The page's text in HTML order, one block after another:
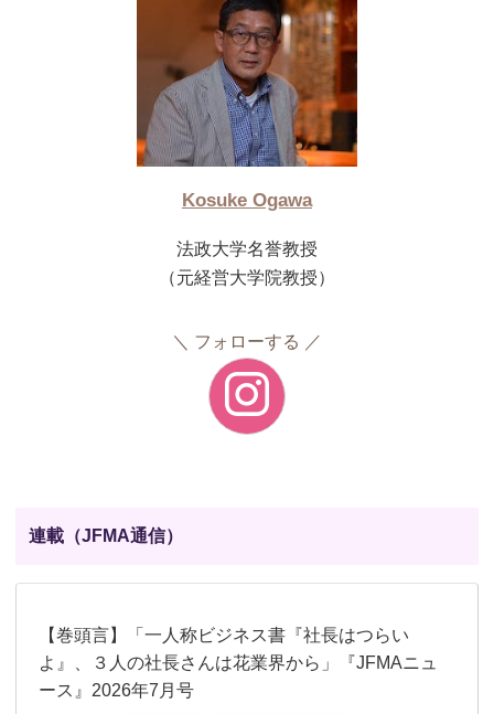
Kosuke Ogawa
法政大学名誉教授
（元経営大学院教授）
フォローする
連載（JFMA通信）
【巻頭言】「一人称ビジネス書『社長はつらい
よ』、３人の社長さんは花業界から」『JFMAニュ
ース』2026年7月号